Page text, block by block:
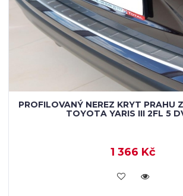
PROFILOVANÝ NEREZ KRYT PRAHU
TOYOTA YARIS III 2FL 5
1 366 Kč
KOUPIT